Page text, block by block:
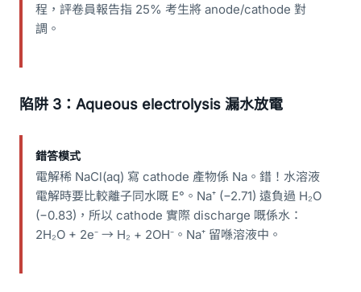
程，評卷員報告指 25% 考生將 anode/cathode 對
調。
陷阱 3：Aqueous electrolysis 漏水放電
錯答模式
電解稀 NaCl(aq) 寫 cathode 產物係 Na。錯！水溶液
電解時要比較離子同水嘅 E°。Na⁺ (−2.71) 遠負過 H₂O
(−0.83)，所以 cathode 實際 discharge 嘅係水：
2H₂O + 2e⁻ → H₂ + 2OH⁻。Na⁺ 留喺溶液中。